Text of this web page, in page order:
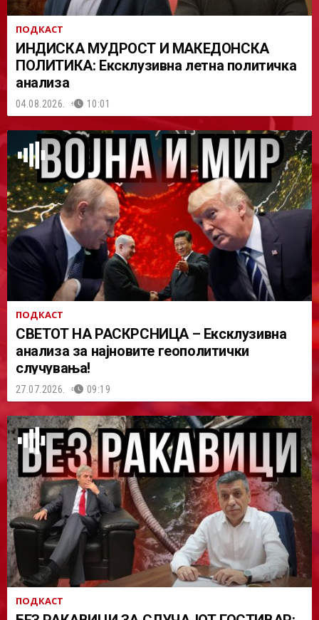
ПОДКАСТ
ИНДИСКА МУДРОСТ И МАКЕДОНСКА
ПОЛИТИКА: Ексклузивна летна политичка
анализа
04.08.2026. 10:01
ПОДКАСТ
СВЕТОТ НА РАСКРСНИЦА – Ексклузивна
анализа за најновите геополитички
случувања!
27.07.2026. 09:19
ПОДКАСТ